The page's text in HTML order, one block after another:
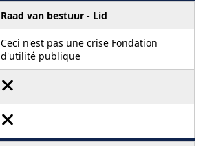
Raad van bestuur - Lid
Ceci n'est pas une crise Fondation
d'utilité publique